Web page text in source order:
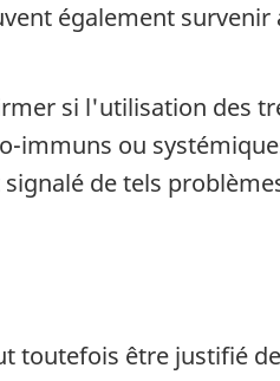
également
si l'utilisation des
immuns ou
de tels
toutefois être justifié